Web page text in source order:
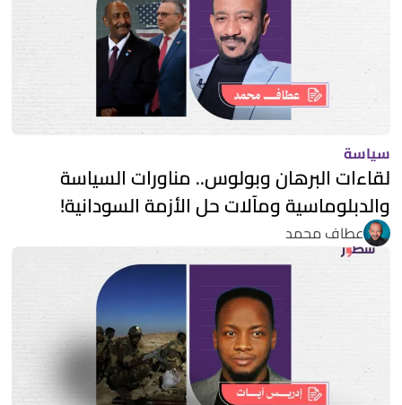
سياسة
لقاءات البرهان وبولوس.. مناورات السياسة
والدبلوماسية ومآلات حل الأزمة السودانية!
عطاف محمد